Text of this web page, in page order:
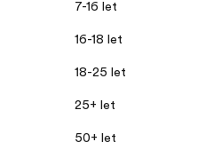
7-16 let
16-18 let
18-25 let
25+ let
50+ let